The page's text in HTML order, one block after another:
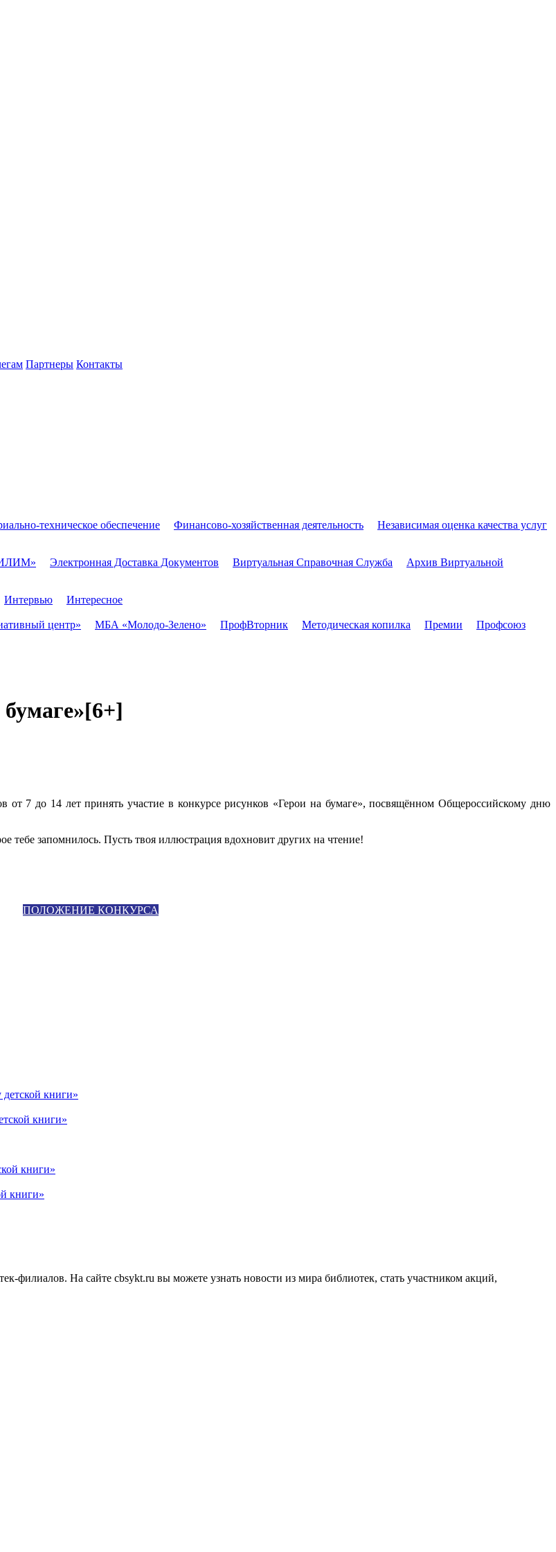
Партнеры Контакты
техническое обеспечение Финансово-хозяйственная деятельность
Независимая оценка качества услуг
Электронная Доставка Документов Виртуальная Справочная Служба
Архив Виртуальной
Интервью
Интересное
центр» МБА «Молодо-Зелено» ПрофВторник Методическая копилка Премии
Профсоюз
[6+]
7 до 14 лет принять участие в конкурсе рисунков «Герои на бумаге», посвящённом Общероссийскому дню
тебе запомнилось. Пусть твоя иллюстрация вдохновит других на чтение!
ПОЛОЖЕНИЕ КОНКУРСА
книги»
книги»
филиалов. На сайте cbsykt.ru вы можете узнать новости из мира библиотек, стать участником акций,